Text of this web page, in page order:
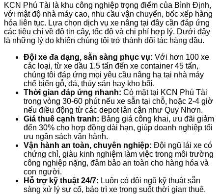
KCN Phú Tài là khu công nghiệp trọng điểm của Bình Định,
với mật độ nhà máy cao, nhu cầu vận chuyển, bốc xếp hàng
hóa liên tục. Lựa chọn dịch vụ xe nâng tại đây cần đáp ứng
các tiêu chí về độ tin cậy, tốc độ và chi phí hợp lý. Dưới đây
là những lý do khiến chúng tôi trở thành đối tác hàng đầu.
Đội xe đa dạng, sẵn sàng phục vụ: Với hơn 100 xe
các loại, từ xe dầu 1.5 tấn đến xe container 45 tấn,
chúng tôi đáp ứng mọi yêu cầu nâng hạ tại nhà máy
chế biến gỗ, đá, thủy sản hay kho bãi.
Thời gian đáp ứng nhanh: Có mặt tại KCN Phú Tài
trong vòng 30-60 phút nếu xe sẵn tại chỗ, hoặc 2-4 giờ
nếu điều động từ các depot lân cận như Quy Nhơn.
Giá thuê cạnh tranh: Bảng giá công khai, ưu đãi giảm
đến 30% cho hợp đồng dài hạn, giúp doanh nghiệp tối
ưu ngân sách vận hành.
Vận hành an toàn, chuyên nghiệp: Đội ngũ lái xe có
chứng chỉ, giàu kinh nghiệm làm việc trong môi trường
công nghiệp nặng, đảm bảo an toàn cho hàng hóa và
con người.
Hỗ trợ kỹ thuật 24/7: Luôn có đội ngũ kỹ thuật sẵn
sàng xử lý sự cố, bảo trì xe trong suốt thời gian thuê.